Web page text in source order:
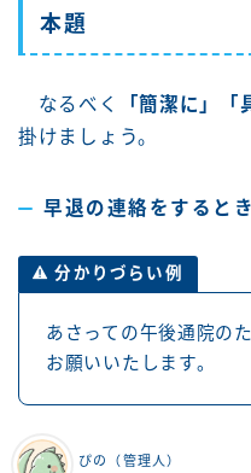
本題
なるべく 「簡潔に」「
掛けましょう。
早退の連絡をするとき
分かりづらい例
あさっての午後通院の
お願いいたします。
ぴの（管理人）